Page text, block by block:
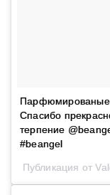
Парфюмированые
Спасибо
терпение
#beangel
Публикация от